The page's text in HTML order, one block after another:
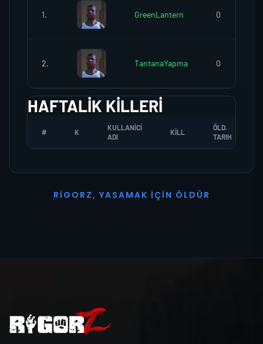
1. GreenLantern 0
2. TantanaYapma 0
HAFTALIK KILLERI
# K
KULLANICI
ADI
KILL
ÖLD.
TARIH
R I G O R Z, YASAMAK İ ÇI N Ö L D Ü R